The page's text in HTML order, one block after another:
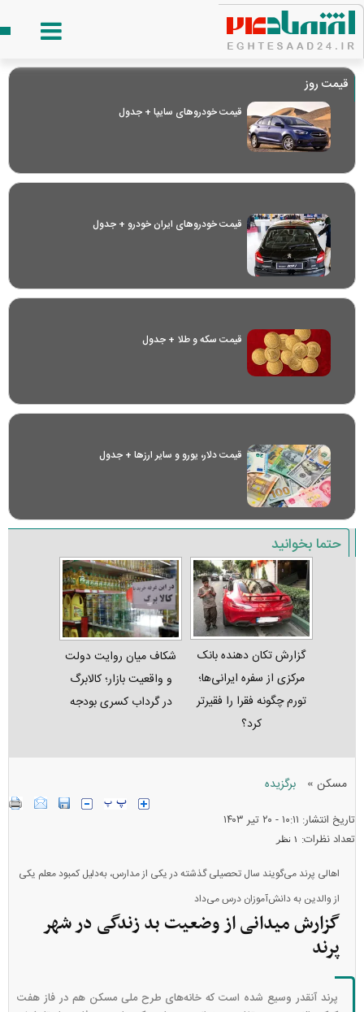
قیمت روز
قیمت خودرو‌های سایپا + جدول
قیمت خودرو‌های ایران خودرو + جدول
قیمت سکه و طلا + جدول
قیمت دلار، یورو و سایر ارز‌ها + جدول
حتما بخوانید
گزارش تکان‌ دهنده بانک
مرکزی از سفره ایرانی‌ها؛
تورم چگونه فقرا را فقیرتر
کرد؟
شکاف میان روایت دولت
و واقعیت بازار؛ کالابرگ
در گرداب کسری بودجه
مسکن » برگزیده
تاریخ انتشار: ۱۰:۱۱ - ۲۰ تير ۱۴۰۳
تعداد نظرات: ۱ نظر
اهالی پرند می‌گویند سال تحصیلی گذشته در یکی از مدارس، به‌دلیل کمبود معلم یکی
از والدین به دانش‌آموزان درس می‌داد
گزارش میدانی از وضعیت بد زندگی در شهر
پرند
پرند آنقدر وسیع شده است که خانه‌‏های طرح ملی مسکن هم در فاز هفت